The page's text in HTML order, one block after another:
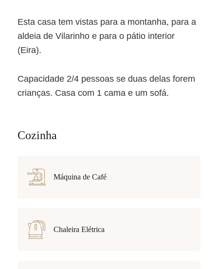
Esta casa tem vistas para a montanha, para a
aldeia de Vilarinho e para o pátio interior
(Eira).
Capacidade 2/4 pessoas se duas delas forem
crianças. Casa com 1 cama e um sofá.
Cozinha
Máquina de Café
Chaleira Elétrica